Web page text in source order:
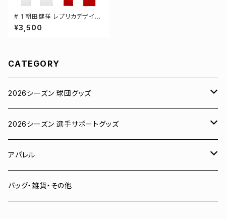
# 1 朝田健祥 レプリカデザイン
3カラー 選手還元 半袖Tシャツ
S-XXXLサイズ 500101
¥3,500
CATEGORY
2026シーズン 球団グッズ
ユニフォーム
Tシャツ
スウェット
2026シーズン 選手サポートグッズ
# 00 蓮
# 0 岡田竜汰
アパレル
スウェット・パーカー
バッグ・雑貨・その他